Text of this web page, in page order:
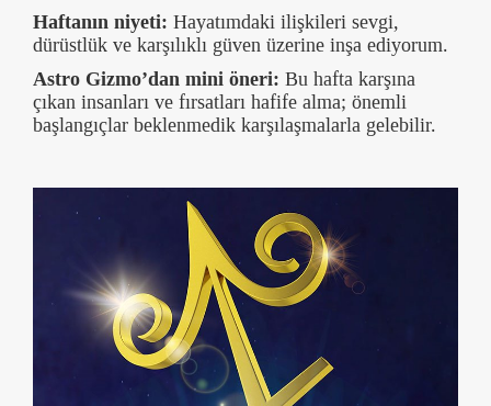
Haftanın niyeti: Hayatımdaki ilişkileri sevgi,
dürüstlük ve karşılıklı güven üzerine inşa ediyorum.
Astro Gizmo’dan mini öneri: Bu hafta karşına
çıkan insanları ve fırsatları hafife alma; önemli
başlangıçlar beklenmedik karşılaşmalarla gelebilir.